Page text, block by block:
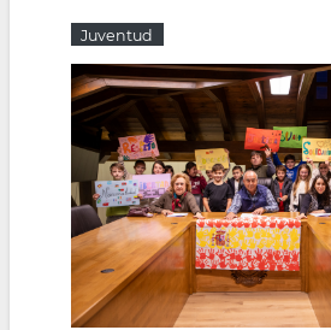
navegación
Juventud